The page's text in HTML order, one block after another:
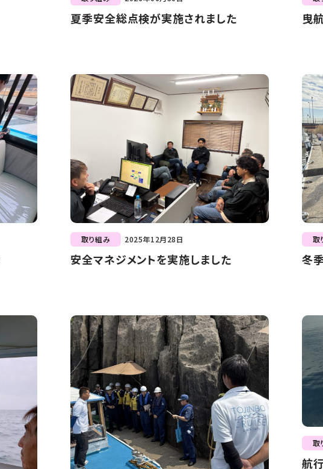
夏季安全総点検が実施されました 曳
取り組み 2025年12月28日
安全マネジメントを実施しました
取
冬
取
航